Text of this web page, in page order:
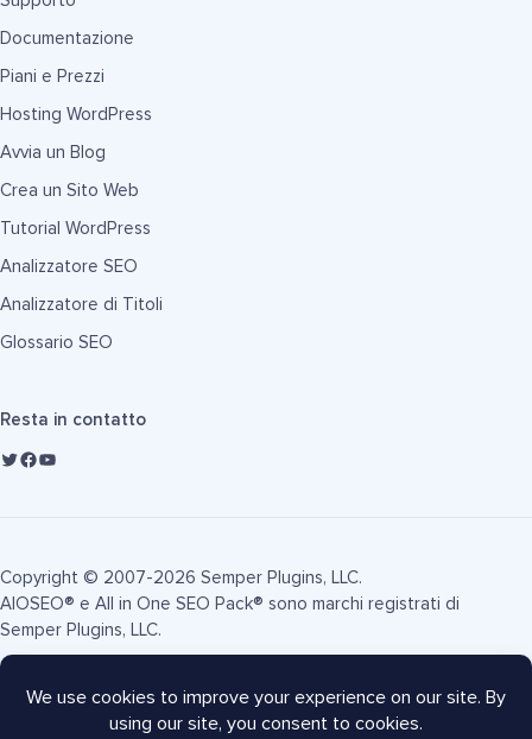
Documentazione
Piani e Prezzi
Hosting WordPress
Avvia un Blog
Crea un Sito Web
Tutorial WordPress
Analizzatore SEO
Analizzatore di Titoli
Glossario SEO
Resta in contatto
Copyright © 2007-2026 Semper Plugins, LLC.
AIOSEO® e All in One SEO Pack® sono marchi registrati di
Semper Plugins, LLC.
Termini di Servizio Informativa sulla Privacy
Informativa FTC
Mappa del sito
Coupon AIOSEO